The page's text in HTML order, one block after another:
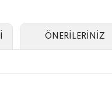
ÖNERİLERİNİZ